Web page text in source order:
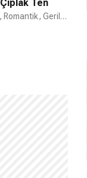
Çıplak Ten
Dram, Romantik, Gerilim